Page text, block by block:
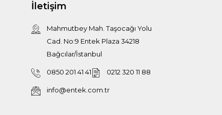
İletişim
Mahmutbey Mah. Taşocağı Yolu
Cad. No:9 Entek Plaza 34218
Bağcılar/İstanbul
0850 201 41 41 0212 320 11 88
info@entek.com.tr